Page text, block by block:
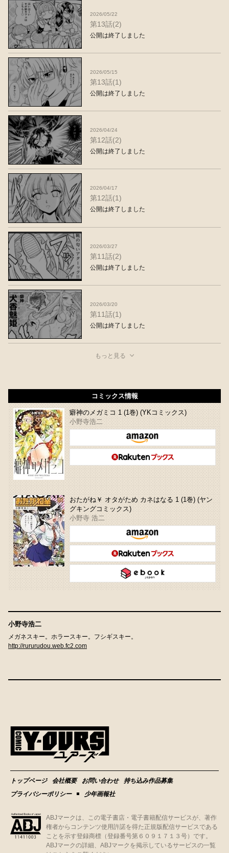
2026/05/22
第13話(2)
公開は終了しました
2026/05/15
第13話(1)
公開は終了しました
2026/04/24
第12話(2)
公開は終了しました
2026/04/17
第12話(1)
公開は終了しました
2026/03/27
第11話(2)
公開は終了しました
2026/03/20
第11話(1)
公開は終了しました
もっと見る
コミックス情報
癖神のメガミコ 1 (1巻) (YKコミックス)
小野寺浩二
おたがね￥ オタがため カネはなる 1 (1巻) (ヤン
グキングコミックス)
小野寺 浩二
小野寺浩二
メガネスキー。ホラースキー。フシギスキー。
http://rururudou.web.fc2.com
トップページ 会社概要 お問い合わせ
持ち込み作品募集
プライバシーポリシー
少年画報社
ABJマークは、この電子書店・電子書籍配信サービスが、著作
権者からコンテンツ使用許諾を得た正規版配信サービスである
ことを示す登録商標（登録番号第６０９１７１３号）です。
ABJマークの詳細、ABJマークを掲示しているサービスの一覧